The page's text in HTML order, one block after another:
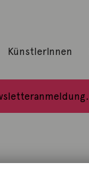
KünstlerInnen